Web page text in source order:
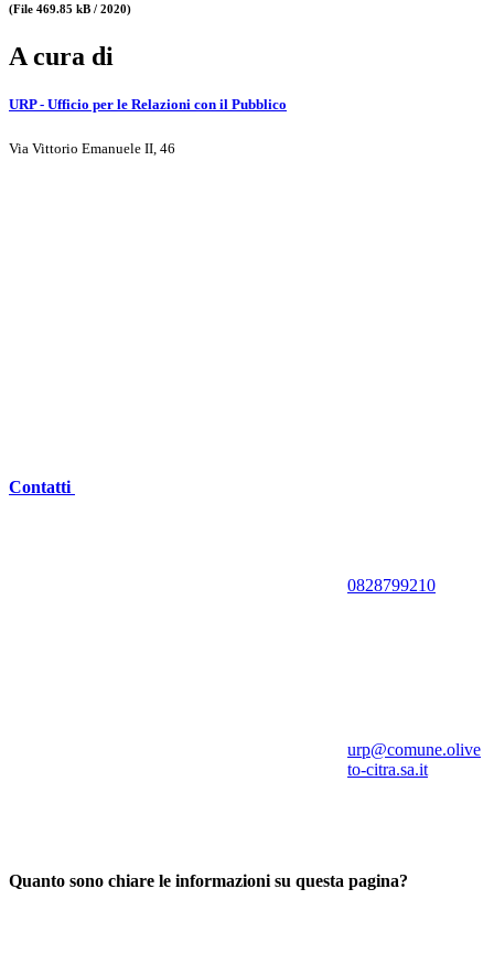
(File 469.85 kB / 2020)
A cura di
URP - Ufficio per le Relazioni con il Pubblico
Via Vittorio Emanuele II, 46
Contatti
0828799210
urp@comune.olive
to-citra.sa.it
Quanto sono chiare le informazioni su questa pagina?